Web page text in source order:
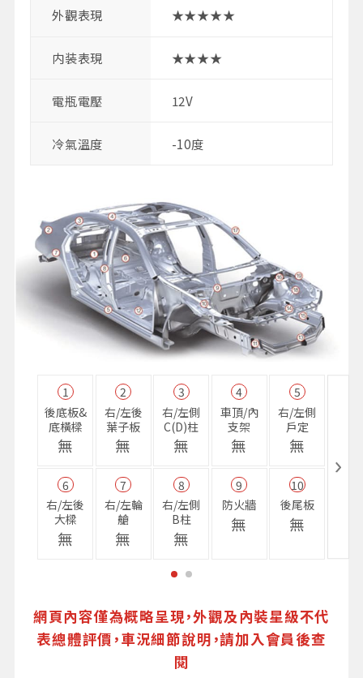
外觀表現 ★★★★★
内装表現 ★★★★
電瓶電壓 12V
冷氣溫度 -10度
1
後底板&
底橫樑
無
2
右/左後
葉子板
無
3
右/左側
C(D)柱
無
4
車頂/內
支架
無
5
右/左側
戶定
無
6
右/左後
大樑
無
7
右/左輪
艙
無
8
右/左側
B柱
無
9
防火牆
無
10
後尾板
無
網頁內容僅為概略呈現，外觀及內裝星級不代
表總體評價，車況細節說明，請加入會員後查
閱